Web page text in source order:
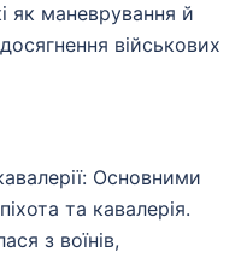
як маневрування й
військових
Основними
та кавалерія.
з воїнів,